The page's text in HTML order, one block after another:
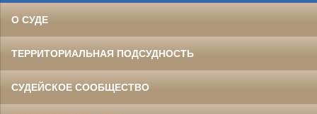
О СУДЕ
ТЕРРИТОРИАЛЬНАЯ ПОДСУДНОСТЬ
СУДЕЙСКОЕ СООБЩЕСТВО